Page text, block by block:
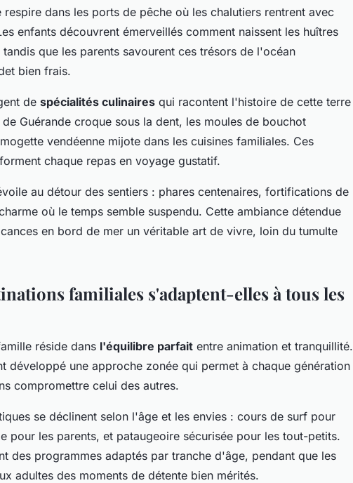
dans les ports de pêche où les chalutiers rentrent avec
enfants découvrent émerveillés comment naissent les huîtres
que les parents savourent ces trésors de l'océan
bien frais.
de spécialités culinaires qui racontent l'histoire de cette terre
Guérande croque sous la dent, les moules de bouchot
vendéenne mijote dans les cuisines familiales. Ces
chaque repas en voyage gustatif.
au détour des sentiers : phares centenaires, fortifications de
où le temps semble suspendu. Cette ambiance détendue
en bord de mer un véritable art de vivre, loin du tumulte
familiales s'adaptent-elles à tous les
réside dans l'équilibre parfait entre animation et tranquillité.
développé une approche zonée qui permet à chaque génération
compromettre celui des autres.
se déclinent selon l'âge et les envies : cours de surf pour
pour les parents, et pataugeoire sécurisée pour les tout-petits.
des programmes adaptés par tranche d'âge, pendant que les
adultes des moments de détente bien mérités.